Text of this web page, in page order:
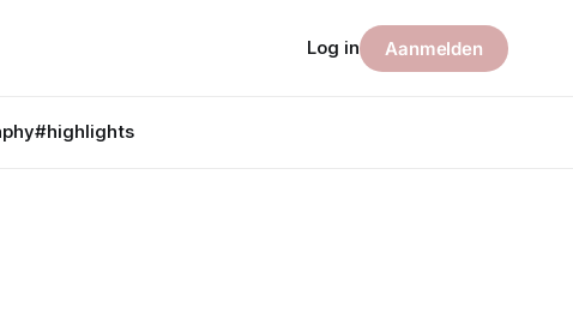
#highlights
Log in Aanmelden